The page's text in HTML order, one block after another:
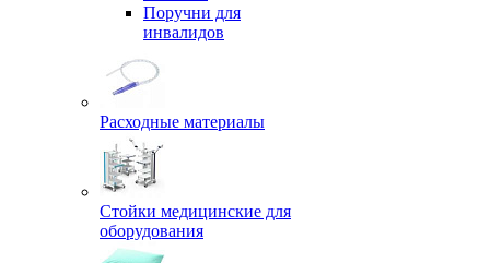
Поручни для
инвалидов
Расходные материалы
Стойки медицинские для
оборудования